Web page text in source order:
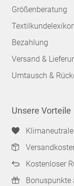
Größenberatung
Bezahlung
Versand &
Umtausch &
Unsere Vorteile
Kostenloser
Bonuspunkte